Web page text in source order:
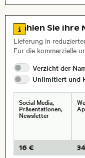
, Objektiv
Zu den
Wählen Sie
Lieferung in
Für die kommerzielle
Verzicht der
Unlimitiert und
Social Media,
Präsentationen,
Newsletter
16 €